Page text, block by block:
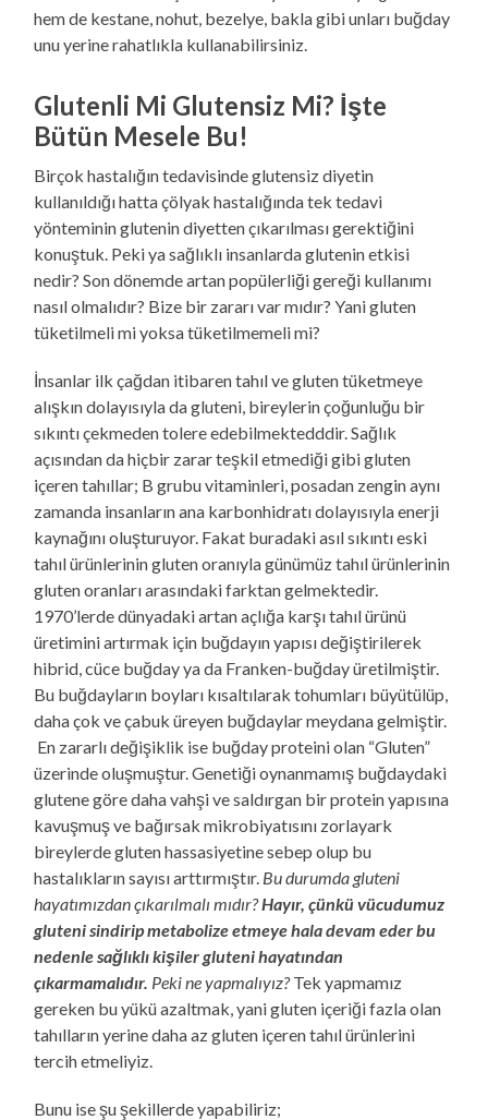
hem de kestane, nohut, bezelye, bakla gibi unları buğday
unu yerine rahatlıkla kullanabilirsiniz.
Glutenli Mi Glutensiz Mi? İşte
Bütün Mesele Bu!
Birçok hastalığın tedavisinde glutensiz diyetin
kullanıldığı hatta çölyak hastalığında tek tedavi
yönteminin glutenin diyetten çıkarılması gerektiğini
konuştuk. Peki ya sağlıklı insanlarda glutenin etkisi
nedir? Son dönemde artan popülerliği gereği kullanımı
nasıl olmalıdır? Bize bir zararı var mıdır? Yani gluten
tüketilmeli mi yoksa tüketilmemeli mi?
İnsanlar ilk çağdan itibaren tahıl ve gluten tüketmeye
alışkın dolayısıyla da gluteni, bireylerin çoğunluğu bir
sıkıntı çekmeden tolere edebilmektedddir. Sağlık
açısından da hiçbir zarar teşkil etmediği gibi gluten
içeren tahıllar; B grubu vitaminleri, posadan zengin aynı
zamanda insanların ana karbonhidratı dolayısıyla enerji
kaynağını oluşturuyor. Fakat buradaki asıl sıkıntı eski
tahıl ürünlerinin gluten oranıyla günümüz tahıl ürünlerinin
gluten oranları arasındaki farktan gelmektedir.
1970’lerde dünyadaki artan açlığa karşı tahıl ürünü
üretimini artırmak için buğdayın yapısı değiştirilerek
hibrid, cüce buğday ya da Franken-buğday üretilmiştir.
Bu buğdayların boyları kısaltılarak tohumları büyütülüp,
daha çok ve çabuk üreyen buğdaylar meydana gelmiştir.
En zararlı değişiklik ise buğday proteini olan “Gluten”
üzerinde oluşmuştur. Genetiği oynanmamış buğdaydaki
glutene göre daha vahşi ve saldırgan bir protein yapısına
kavuşmuş ve bağırsak mikrobiyatısını zorlayark
bireylerde gluten hassasiyetine sebep olup bu
hastalıkların sayısı arttırmıştır. Bu durumda gluteni
hayatımızdan çıkarılmalı mıdır?Hayır, çünkü vücudumuz
gluteni sindirip metabolize etmeye hala devam eder bu
nedenle sağlıklı kişiler gluteni hayatından
çıkarmamalıdır. Peki ne yapmalıyız?Tek yapmamız
gereken bu yükü azaltmak, yani gluten içeriği fazla olan
tahılların yerine daha az gluten içeren tahıl ürünlerini
tercih etmeliyiz.
Bunu ise şu şekillerde yapabiliriz;